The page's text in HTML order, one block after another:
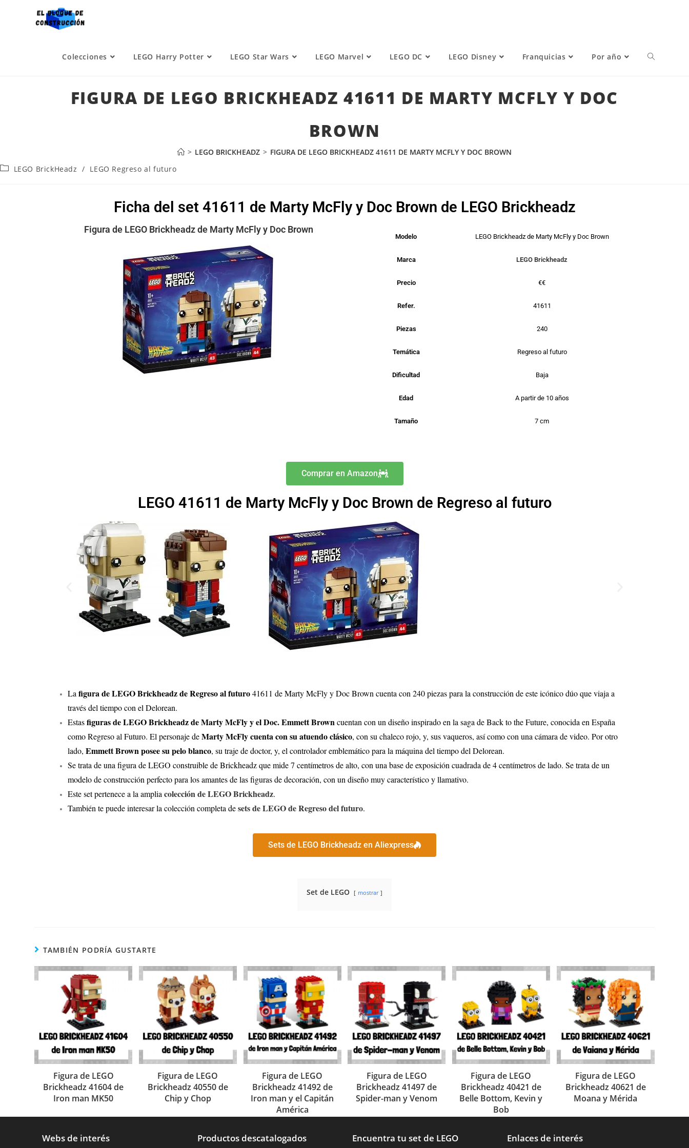
Colecciones LEGO Harry Potter LEGO Star Wars LEGO Marvel LEGO DC LEGO Disney Franquicias Por año
FIGURA DE LEGO BRICKHEADZ 41611 DE MARTY MCFLY Y DOC
BROWN
> LEGO BRICKHEADZ > FIGURA DE LEGO BRICKHEADZ 41611 DE MARTY MCFLY Y DOC BROWN
LEGO BrickHeadz / LEGO Regreso al futuro
Ficha del set 41611 de Marty McFly y Doc Brown de LEGO Brickheadz
Figura de LEGO Brickheadz de Marty McFly y Doc Brown
Modelo LEGO Brickheadz de Marty McFly y Doc Brown
Marca LEGO Brickheadz
Precio €€
Refer. 41611
Piezas 240
Temática Regreso al futuro
Dificultad Baja
Edad A partir de 10 años
Tamaño 7 cm
Comprar en Amazon
LEGO 41611 de Marty McFly y Doc Brown de Regreso al futuro
La figura de LEGO Brickheadz de Regreso al futuro41611 de Marty McFly y Doc Brown cuenta con 240 piezas para la construcción de este icónico dúo que viaja a
través del tiempo con el Delorean.
Estasfiguras de LEGO Brickheadz de Marty McFly y el Doc. Emmett Browncuentan con un diseño inspirado en la saga de Back to the Future, conocida en España
como Regreso al Futuro. El personaje deMarty McFly cuenta con su atuendo clásico, con su chaleco rojo, y, sus vaqueros, así como con una cámara de video. Por otro
lado, Emmett Brown posee su pelo blanco, su traje de doctor, y, el controlador emblemático para la máquina del tiempo del Delorean.
Se trata de una figura de LEGO construible de Brickheadz que mide 7 centímetros de alto, con una base de exposición cuadrada de 4 centímetros de lado. Se trata de un
modelo de construcción perfecto para los amantes de las figuras de decoración, con un diseño muy característico y llamativo.
Este set pertenece a la amplia colección de LEGO Brickheadz.
También te puede interesar la colección completa desets de LEGO de Regreso del futuro.
Sets de LEGO Brickheadz en Aliexpress
Set de LEGO mostrar
TAMBIÉN PODRÍA GUSTARTE
Figura de LEGO
Brickheadz 41604 de
Iron man MK50
Figura de LEGO
Brickheadz 40550 de
Chip y Chop
Figura de LEGO
Brickheadz 41492 de
Iron man y el Capitán
América
Figura de LEGO
Brickheadz 41497 de
Spider-man y Venom
Figura de LEGO
Brickheadz 40421 de
Belle Bottom, Kevin y
Bob
Figura de LEGO
Brickheadz 40621 de
Moana y Mérida
Webs de interés Productos descatalogados Encuentra tu set de LEGO Enlaces de interés